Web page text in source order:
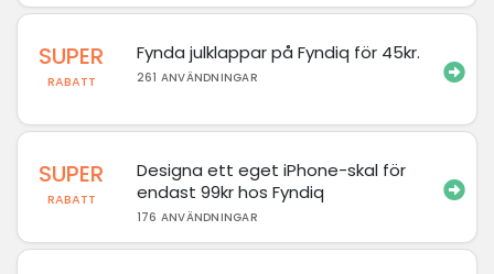
SUPER
RABATT
Fynda julklappar på Fyndiq för 45kr.
261 ANVÄNDNINGAR
SUPER
RABATT
Designa ett eget iPhone-skal för
endast 99kr hos Fyndiq
176 ANVÄNDNINGAR